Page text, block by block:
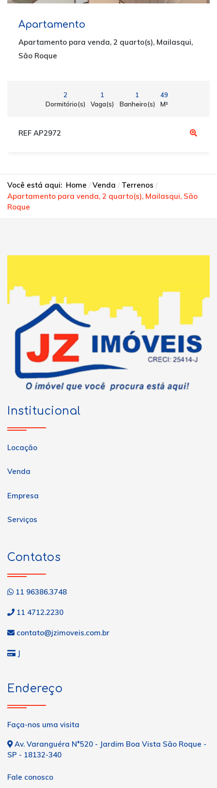
Apartamento
Apartamento para venda, 2 quarto(s), Mailasqui,
São Roque
2
Dormitório(s)
1
Vaga(s)
1
Banheiro(s)
49
M²
REF AP2972
Você está aqui: Home Venda
Terrenos
Apartamento para venda, 2 quarto(s), Mailasqui, São
Roque
Institucional
Locação
Venda
Empresa
Serviços
Contatos
11 96386.3748
11 4712.2230
contato@jzimoveis.com.br
J
Endereço
Faça-nos uma visita
Av. Varanguéra N°520 - Jardim Boa Vista São Roque -
SP - 18132-340
Fale conosco